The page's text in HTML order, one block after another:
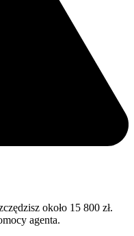
około 15 800 zł.
agenta.